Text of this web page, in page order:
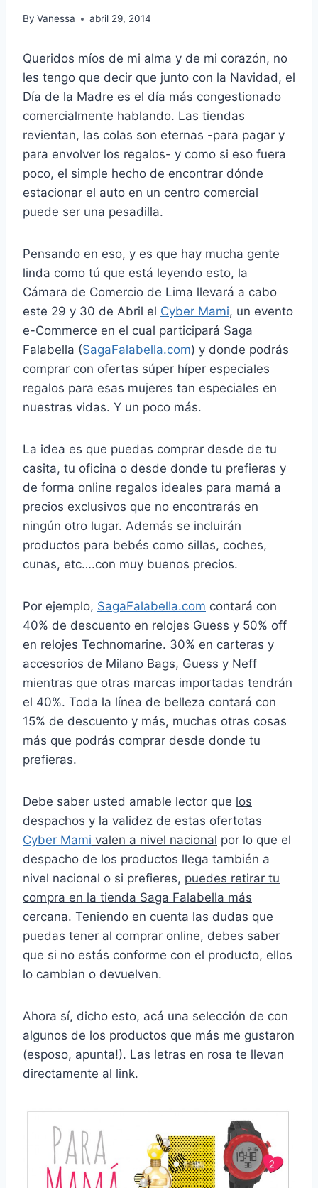
By Vanessa abril 29, 2014
Queridos míos de mi alma y de mi corazón, no
les tengo que decir que junto con la Navidad, el
Día de la Madre es el día más congestionado
comercialmente hablando. Las tiendas
revientan, las colas son eternas -para pagar y
para envolver los regalos- y como si eso fuera
poco, el simple hecho de encontrar dónde
estacionar el auto en un centro comercial
puede ser una pesadilla.
Pensando en eso, y es que hay mucha gente
linda como tú que está leyendo esto, la
Cámara de Comercio de Lima llevará a cabo
este 29 y 30 de Abril el Cyber Mami, un evento
e-Commerce en el cual participará Saga
Falabella (SagaFalabella.com) y donde podrás
comprar con ofertas súper híper especiales
regalos para esas mujeres tan especiales en
nuestras vidas. Y un poco más.
La idea es que puedas comprar desde de tu
casita, tu oficina o desde donde tu prefieras y
de forma online regalos ideales para mamá a
precios exclusivos que no encontrarás en
ningún otro lugar. Además se incluirán
productos para bebés como sillas, coches,
cunas, etc….con muy buenos precios.
Por ejemplo, SagaFalabella.com contará con
40% de descuento en relojes Guess y 50% off
en relojes Technomarine. 30% en carteras y
accesorios de Milano Bags, Guess y Neff
mientras que otras marcas importadas tendrán
el 40%. Toda la línea de belleza contará con
15% de descuento y más, muchas otras cosas
más que podrás comprar desde donde tu
prefieras.
Debe saber usted amable lector que los
despachos y la validez de estas ofertotas
Cyber Mami valen a nivel nacional por lo que el
despacho de los productos llega también a
nivel nacional o si prefieres, puedes retirar tu
compra en la tienda Saga Falabella más
cercana. Teniendo en cuenta las dudas que
puedas tener al comprar online, debes saber
que si no estás conforme con el producto, ellos
lo cambian o devuelven.
Ahora sí, dicho esto, acá una selección de con
algunos de los productos que más me gustaron
(esposo, apunta!). Las letras en rosa te llevan
directamente al link.